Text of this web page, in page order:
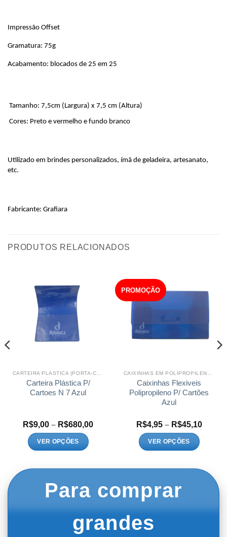
Impressão Offset
Gramatura: 75g
Acabamento: blocados de 25 em 25
Tamanho: 7,5cm (Largura) x 7,5 cm (Altura)
Cores: Preto e vermelho e fundo branco
Utilizado em brindes personalizados, ímã de geladeira, artesanato,
etc.
Fabricante: Grafiara
PRODUTOS RELACIONADOS
CARTEIRA PLÁSTICA (PORTA-CARTÕES)
Carteira Plástica P/
Cartoes N 7 Azul
R$9,00 – R$680,00Faixa
VER OPÇÕES
várias
variantes.
opções
podem
PROMOÇÃO
CAIXINHAS EM POLIPROPILENO (PORTA-CARTÕES)
Caixinhas Flexiveis
Polipropileno P/ Cartões
Azul
R$4,95 – R$45,10Faixa
VER OPÇÕES
várias
variantes.
Para comprar
grandes